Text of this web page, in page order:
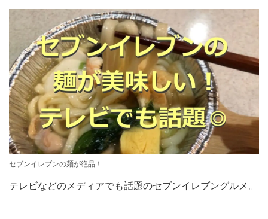
セブンイレブンの麺が絶品！
テレビなどのメディアでも話題のセブンイレブングルメ。